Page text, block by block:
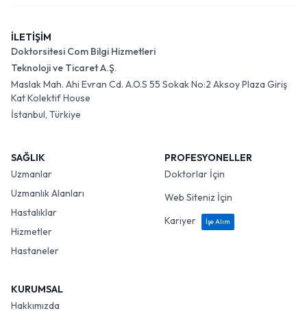
İLETİŞİM
Doktorsitesi Com Bilgi Hizmetleri
Teknoloji ve Ticaret A.Ş.
Maslak Mah. Ahi Evran Cd. A.O.S 55 Sokak No:2 Aksoy Plaza Giriş
Kat Kolektif House
İstanbul, Türkiye
SAĞLIK
Uzmanlar
Uzmanlık Alanları
Hastalıklar
Hizmetler
Hastaneler
PROFESYONELLER
Doktorlar İçin
Web Siteniz İçin
Kariyer
İşe Alım
KURUMSAL
Hakkımızda